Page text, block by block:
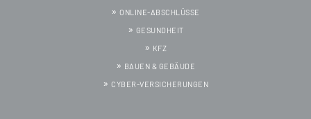
ONLINE-ABSCHLÜSSE
GESUNDHEIT
KFZ
BAUEN & GEBÄUDE
CYBER-VERSICHERUNGEN